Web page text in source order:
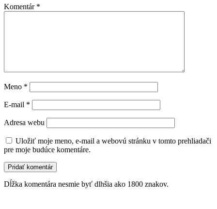
Komentár *
Meno *
E-mail *
Adresa webu
Uložiť moje meno, e-mail a webovú stránku v tomto prehliadači
pre moje budúce komentáre.
Dĺžka komentára nesmie byť dlhšia ako 1800 znakov.